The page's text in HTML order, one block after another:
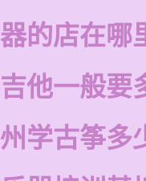
的店在哪
他一般要
学古筝多